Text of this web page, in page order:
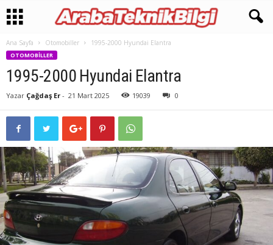
Ana Sayfa Otomobiller 1995-2000 Hyundai Elantra
OTOMOBILLER
1995-2000 Hyundai Elantra
Yazar Çağdaş Er - 21 Mart 2025 19039 0